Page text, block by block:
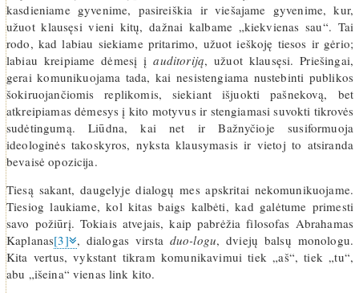
kasdieniame gyvenime, pasireiškia ir viešajame gyvenime, kur,
užuot klausęsi vieni kitų, dažnai kalbame „kiekvienas sau“. Tai
rodo, kad labiau siekiame pritarimo, užuot ieškoję tiesos ir gėrio;
labiau kreipiame dėmesį įauditoriją, užuot klausęsi. Priešingai,
gerai komunikuojama tada, kai nesistengiama nustebinti publikos
šokiruojančiomis replikomis, siekiant išjuokti pašnekovą, bet
atkreipiamas dėmesys į kito motyvus ir stengiamasi suvokti tikrovės
sudėtingumą. Liūdna, kai net ir Bažnyčioje susiformuoja
ideologinės takoskyros, nyksta klausymasis ir vietoj to atsiranda
bevaisė opozicija.
Tiesą sakant, daugelyje dialogų mes apskritai nekomunikuojame.
Tiesiog laukiame, kol kitas baigs kalbėti, kad galėtume primesti
savo požiūrį. Tokiais atvejais, kaip pabrėžia filosofas Abrahamas
Kaplanas[3] , dialogas virsta duo-logu, dviejų balsų monologu.
Kita vertus, vykstant tikram komunikavimui tiek „aš“, tiek „tu“,
abu „išeina“ vienas link kito.